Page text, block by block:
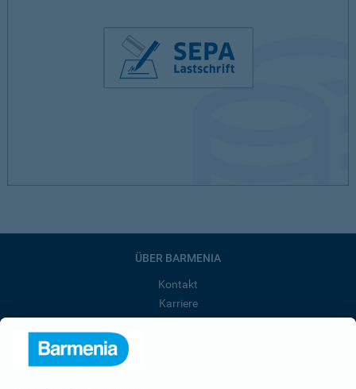
ÜBER BARMENIA
Kontakt
Karriere